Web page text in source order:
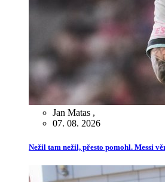
Jan Matas ,
07. 08. 2026
Nežil tam nežil, přesto pomohl. Messi